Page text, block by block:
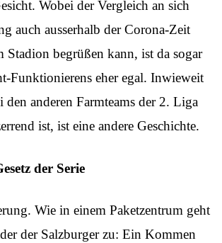
Wobei der Vergleich an sich
auch ausserhalb der Corona-Zeit
Stadion begrüßen kann, ist da sogar
Funktionierens eher egal. Inwieweit
den anderen Farmteams der 2. Liga
ist, ist eine andere Geschichte.
der Serie
Wie in einem Paketzentrum geht
der Salzburger zu: Ein Kommen